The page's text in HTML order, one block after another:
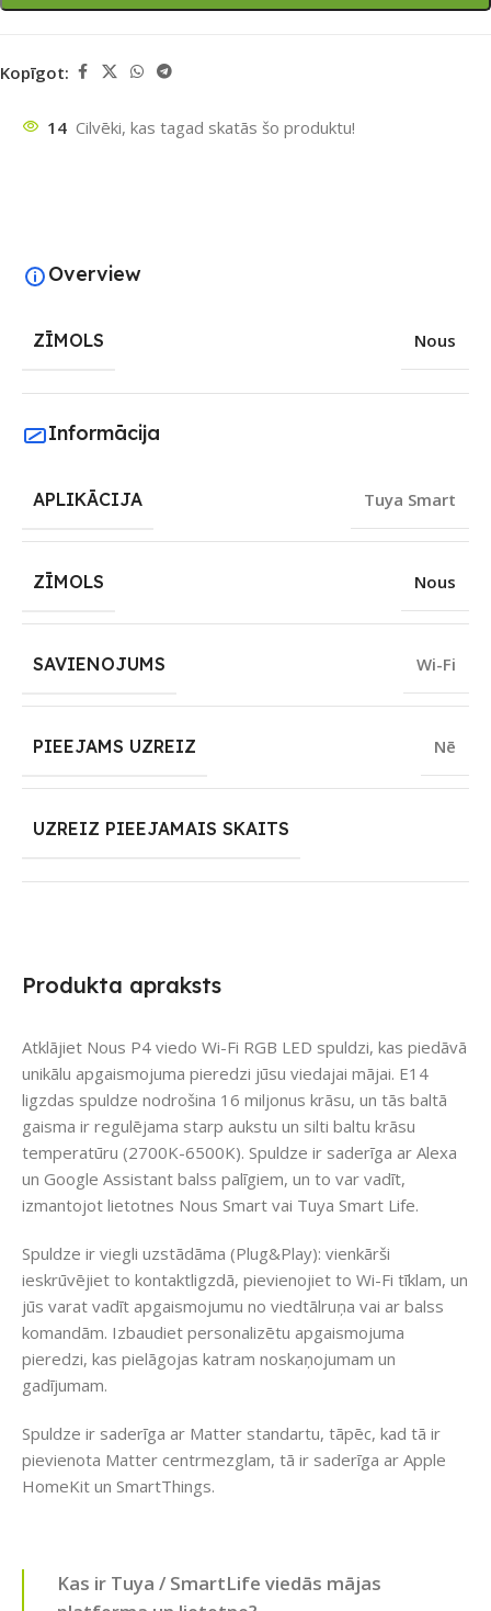
Kopīgot:
14 Cilvēki, kas tagad skatās šo produktu!
Produkta apraksts
Atklājiet Nous P4 viedo Wi-Fi RGB LED spuldzi, kas piedāvā
unikālu apgaismojuma pieredzi jūsu viedajai mājai. E14
ligzdas spuldze nodrošina 16 miljonus krāsu, un tās baltā
gaisma ir regulējama starp aukstu un silti baltu krāsu
temperatūru (2700K-6500K). Spuldze ir saderīga ar Alexa
un Google Assistant balss palīgiem, un to var vadīt,
izmantojot lietotnes Nous Smart vai Tuya Smart Life.
Spuldze ir viegli uzstādāma (Plug&Play): vienkārši
ieskrūvējiet to kontaktligzdā, pievienojiet to Wi-Fi tīklam, un
jūs varat vadīt apgaismojumu no viedtālruņa vai ar balss
komandām. Izbaudiet personalizētu apgaismojuma
pieredzi, kas pielāgojas katram noskaņojumam un
gadījumam.
Spuldze ir saderīga ar Matter standartu, tāpēc, kad tā ir
pievienota Matter centrmezglam, tā ir saderīga ar Apple
HomeKit un SmartThings.
Kas ir Tuya / SmartLife viedās mājas
Overview
ZĪMOLS Nous
Informācija
APLIKĀCIJA Tuya Smart
ZĪMOLS Nous
SAVIENOJUMS Wi-Fi
PIEEJAMS UZREIZ Nē
UZREIZ PIEEJAMAIS SKAITS